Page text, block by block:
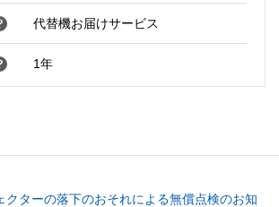
代替機お届けサービス
1年
クターの落下のおそれによる無償点検のお知